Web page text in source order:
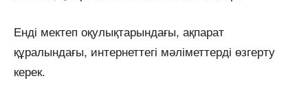
Енді мектеп оқулықтарындағы, ақпарат
құралындағы, интернеттегі мәліметтерді өзгерту
керек.